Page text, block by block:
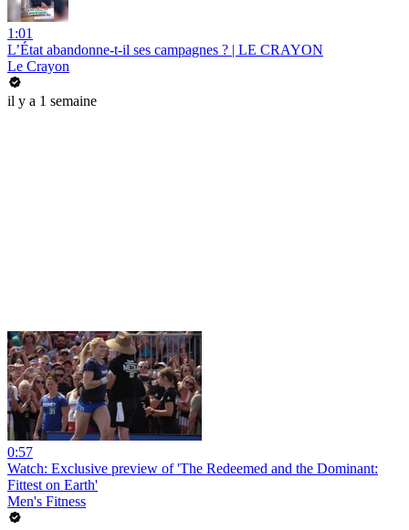
1:01
L’État abandonne-t-il ses campagnes ? | LE CRAYON
Le Crayon
il y a 1 semaine
0:57
Watch: Exclusive preview of 'The Redeemed and the Dominant:
Fittest on Earth'
Men's Fitness